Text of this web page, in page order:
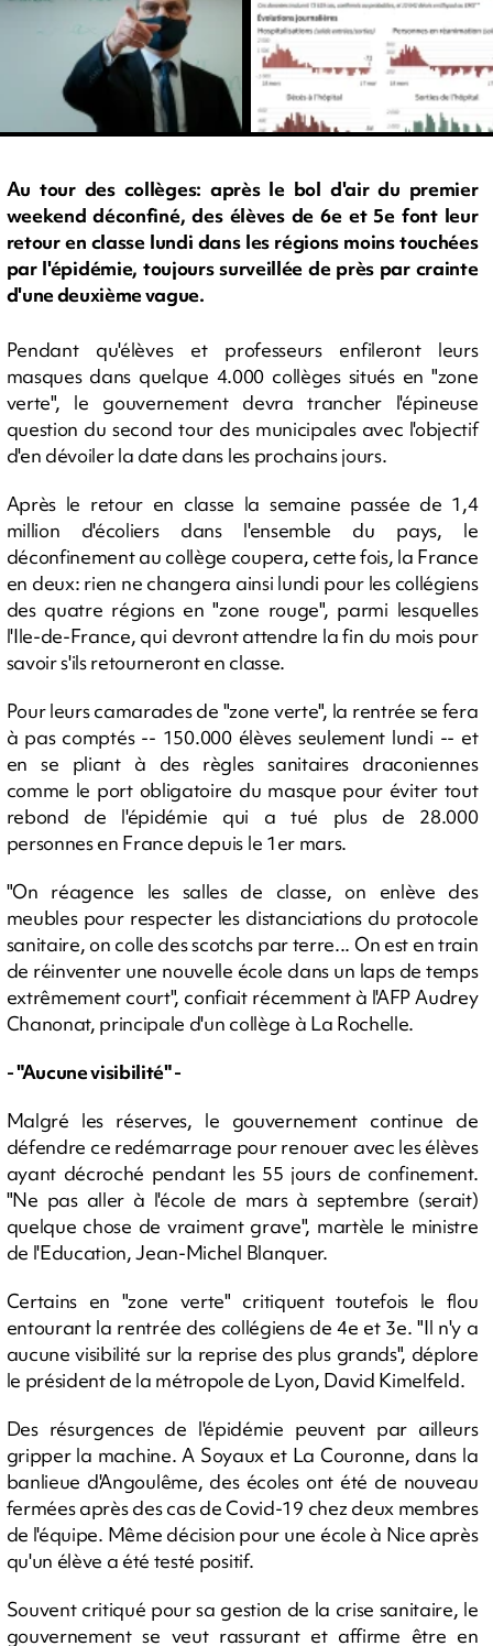
Au tour des collèges: après le bol d'air du premier
weekend déconfiné, des élèves de 6e et 5e font leur
retour en classe lundi dans les régions moins touchées
par l'épidémie, toujours surveillée de près par crainte
d'une deuxième vague.
Pendant qu'élèves et professeurs enfileront leurs
masques dans quelque 4.000 collèges situés en "zone
verte", le gouvernement devra trancher l'épineuse
question du second tour des municipales avec l'objectif
d'en dévoiler la date dans les prochains jours.
Après le retour en classe la semaine passée de 1,4
million d'écoliers dans l'ensemble du pays, le
déconfinement au collège coupera, cette fois, la France
en deux: rien ne changera ainsi lundi pour les collégiens
des quatre régions en "zone rouge", parmi lesquelles
l'Ile-de-France, qui devront attendre la fin du mois pour
savoir s'ils retourneront en classe.
Pour leurs camarades de "zone verte", la rentrée se fera
à pas comptés -- 150.000 élèves seulement lundi -- et
en se pliant à des règles sanitaires draconiennes
comme le port obligatoire du masque pour éviter tout
rebond de l'épidémie qui a tué plus de 28.000
personnes en France depuis le 1er mars.
"On réagence les salles de classe, on enlève des
meubles pour respecter les distanciations du protocole
sanitaire, on colle des scotchs par terre... On est en train
de réinventer une nouvelle école dans un laps de temps
extrêmement court", confiait récemment à l'AFP Audrey
Chanonat, principale d'un collège à La Rochelle.
- "Aucune visibilité" -
Malgré les réserves, le gouvernement continue de
défendre ce redémarrage pour renouer avec les élèves
ayant décroché pendant les 55 jours de confinement.
"Ne pas aller à l'école de mars à septembre (serait)
quelque chose de vraiment grave", martèle le ministre
de l'Education, Jean-Michel Blanquer.
Certains en "zone verte" critiquent toutefois le flou
entourant la rentrée des collégiens de 4e et 3e. "Il n'y a
aucune visibilité sur la reprise des plus grands", déplore
le président de la métropole de Lyon, David Kimelfeld.
Des résurgences de l'épidémie peuvent par ailleurs
gripper la machine. A Soyaux et La Couronne, dans la
banlieue d'Angoulême, des écoles ont été de nouveau
fermées après des cas de Covid-19 chez deux membres
de l'équipe. Même décision pour une école à Nice après
qu'un élève a été testé positif.
Souvent critiqué pour sa gestion de la crise sanitaire, le
gouvernement se veut rassurant et affirme être en